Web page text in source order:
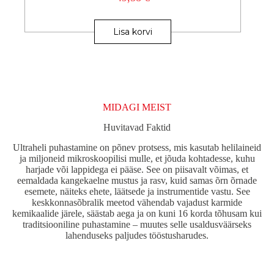
Lisa korvi
MIDAGI MEIST
Huvitavad Faktid
Ultraheli puhastamine on põnev protsess, mis kasutab helilaineid
ja miljoneid mikroskoopilisi mulle, et jõuda kohtadesse, kuhu
harjade või lappidega ei pääse. See on piisavalt võimas, et
eemaldada kangekaelne mustus ja rasv, kuid samas õrn õrnade
esemete, näiteks ehete, läätsede ja instrumentide vastu. See
keskkonnasõbralik meetod vähendab vajadust karmide
kemikaalide järele, säästab aega ja on kuni 16 korda tõhusam kui
traditsiooniline puhastamine – muutes selle usaldusväärseks
lahenduseks paljudes tööstusharudes.